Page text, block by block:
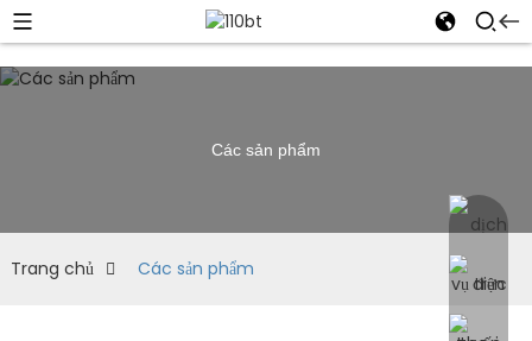
Các sản phẩm
Trang chủ Các sản phẩm